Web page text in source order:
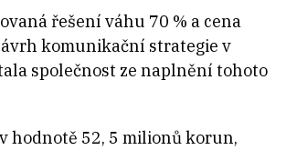
řešení váhu 70 % a cena
komunikační strategie v
společnost ze naplnění tohoto
hodnotě 52, 5 milionů korun,